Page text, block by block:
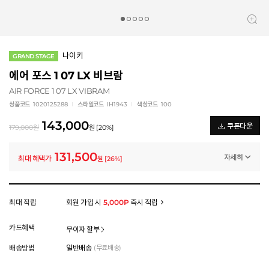
GRAND STAGE 나이키
에어 포스 1 07 LX 비브람
AIR FORCE 1 07 LX VIBRAM
상품코드 1020125288 스타일코드 IH1943 색상코드 100
179,000원 143,000원 [20%] 쿠폰다운
최대 혜택가 131,500원 [26%] 자세히
멤버십 상시 할인
모든 혜택이 적용된 금액으로, 실제 결제 금액과는 차이가 있을 수 있습니다.
최대 적립 회원 가입 시 5,000P즉시 적립
카드혜택 무이자 할부
배송방법 일반배송 (무료배송)